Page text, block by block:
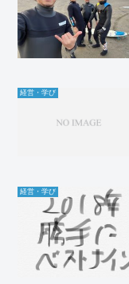
経営・学び
経営・学び